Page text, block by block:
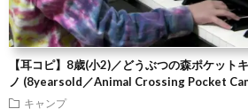
【耳コピ】8歳(小2)／どうぶつの森ポケット
ノ (8yearsold／Animal Crossing Pocket
キャンプ